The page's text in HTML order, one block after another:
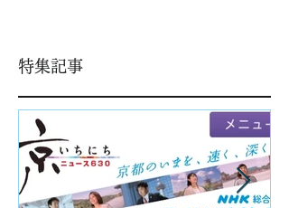
特集記事